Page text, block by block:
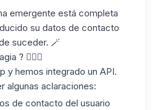
emergente está completa
su datos de contacto
suceder. 🪄
? 🤹🏼‍♂️
y hemos integrado un API.
algunas aclaraciones:
de contacto del usuario